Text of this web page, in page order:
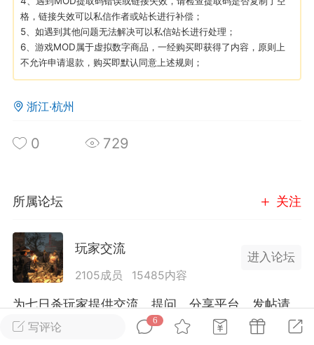
MOD下载 攻略教程 联机招募
大人
Lv.8
卖挂
禁止发布联机可用的作弊模组，
模组的发布行为：1. *...
汉
71 2.2w
大人
Lv.8
写评论
6
格，链接失效可以私信作者或站长进行补偿；
5、如遇到其他问题无法解决可以私信站长进行处理；
6、游戏MOD属于虚拟数字商品，一经购买即获得了内容，原则上
不允许申请退款，购买即默认同意上述规则；
浙江·杭州
0 729
所属论坛 关注
玩家交流
2105成员 15485内容
进入论坛
为七日杀玩家提供交流、提问、分享平台。发帖请
遵守中国法律规则，拒绝违法信息！